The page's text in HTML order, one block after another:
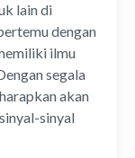
lain di
dengan
ilmu
segala
akan
sinyal